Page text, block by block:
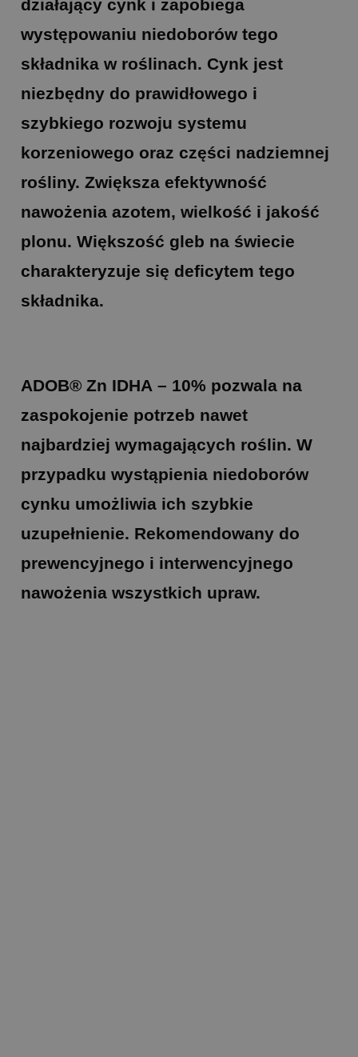
działający cynk i zapobiega
występowaniu niedoborów tego
składnika w roślinach. Cynk jest
niezbędny do prawidłowego i
szybkiego rozwoju systemu
korzeniowego oraz części nadziemnej
rośliny. Zwiększa efektywność
nawożenia azotem, wielkość i jakość
plonu. Większość gleb na świecie
charakteryzuje się deficytem tego
składnika.
ADOB® Zn IDHA – 10% pozwala na
zaspokojenie potrzeb nawet
najbardziej wymagających roślin. W
przypadku wystąpienia niedoborów
cynku umożliwia ich szybkie
uzupełnienie. Rekomendowany do
prewencyjnego i interwencyjnego
nawożenia wszystkich upraw.